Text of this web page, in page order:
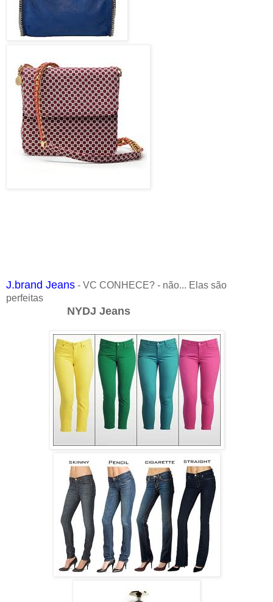
J.brand Jeans - VC CONHECE? - não... Elas são
perfeitas
NYDJ Jeans